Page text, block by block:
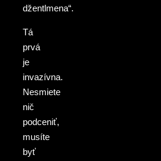
džentlmena“.
Tá
prvá
je
invazívna.
Nesmiete
nič
podceniť,
musíte
byť